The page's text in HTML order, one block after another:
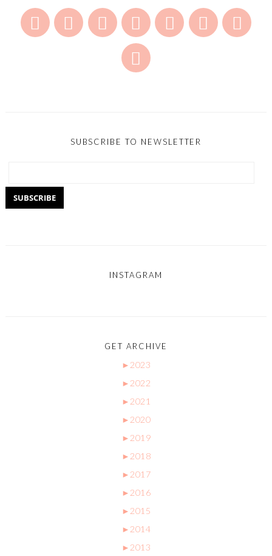
SUBSCRIBE TO NEWSLETTER
INSTAGRAM
GET ARCHIVE
► 2023
► 2022
► 2021
► 2020
► 2019
► 2018
► 2017
► 2016
► 2015
► 2014
► 2013